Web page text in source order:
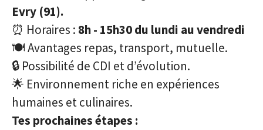
Evry (91).
⏰ Horaires : 8h - 15h30 du lundi au vendredi
🍽️ Avantages repas, transport, mutuelle.
🔒 Possibilité de CDI et d’évolution.
🌟 Environnement riche en expériences
humaines et culinaires.
Tes prochaines étapes :